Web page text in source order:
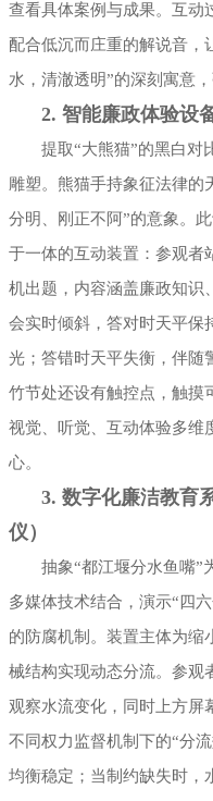
查看具体案例与成果。互动
配合低沉而庄重的解说音，
水，清澈透明”的深刻寓意
2. 智能廉政体验设
提取“大熊猫”的黑白对
雕塑。熊猫手持象征法律的
分明、刚正不阿”的意象。
于一体的互动装置：参观者
机出题，内容涵盖廉政知识
会实时倾斜，答对时天平保
光；答错时天平失衡，伴随
竹节处还设有触控点，触摸
视觉、听觉、互动体验多维
心。
3. 数字化廉洁教育
仪）
抽象“都江堰分水鱼嘴”
多媒体技术结合，演示“四
的防腐机制。装置主体为缩
械结构实现动态分流。参观
观察水流变化，同时上方屏
不同权力监督机制下的“分
均衡稳定；当制约缺失时，